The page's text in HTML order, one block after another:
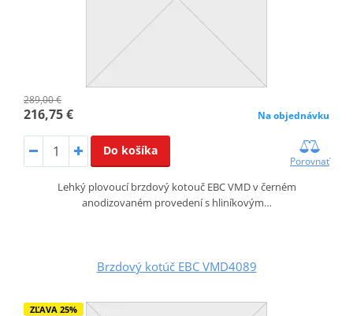
289,00 €
216,75 € Na objednávku
Do košíka
Porovnať
Lehký plovoucí brzdový kotouč EBC VMD v černém
anodizovaném provedení s hliníkovým…
Brzdový kotúč EBC VMD4089
ZĽAVA 25%